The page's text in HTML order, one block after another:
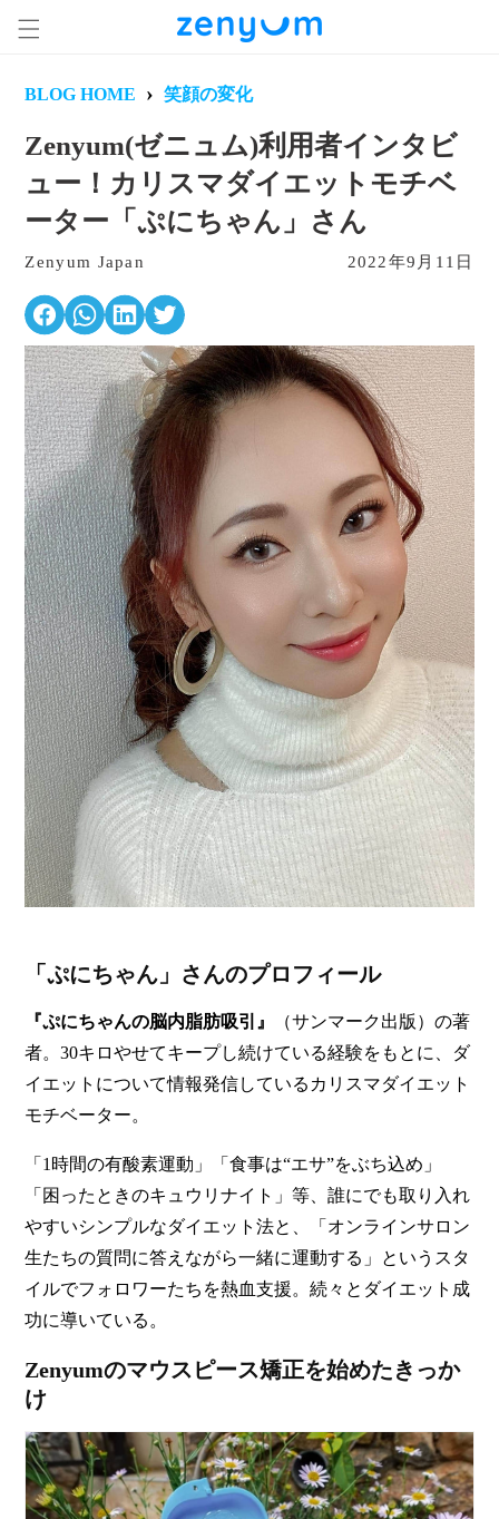
ンツに
進む
BLOG HOME › 笑顔の変化
Zenyum(ゼニュム)利用者インタビ
ュー！カリスマダイエットモチベ
ーター「ぷにちゃん」さん
Zenyum Japan 2022年9月11日
「ぷにちゃん」さんのプロフィール
『ぷにちゃんの脳内脂肪吸引』
（サンマーク出版）の著
者。30キロやせてキープし続けている経験をもとに、ダ
イエットについて情報発信しているカリスマダイエット
モチベーター。
「1時間の有酸素運動」「食事は“エサ”をぶち込め」
「困ったときのキュウリナイト」等、誰にでも取り入れ
やすいシンプルなダイエット法と、「オンラインサロン
生たちの質問に答えながら一緒に運動する」というスタ
イルでフォロワーたちを熱血支援。続々とダイエット成
功に導いている。
Zenyumのマウスピース矯正を始めたきっか
け